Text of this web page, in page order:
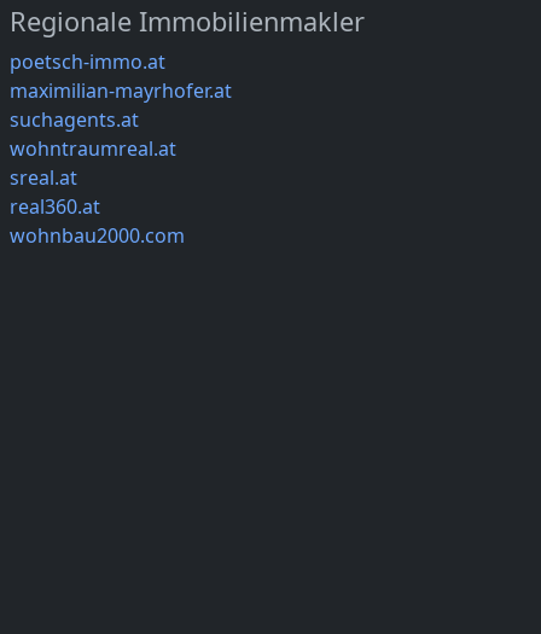
Regionale Immobilienmakler
poetsch-immo.at
maximilian-mayrhofer.at
suchagents.at
wohntraumreal.at
sreal.at
real360.at
wohnbau2000.com